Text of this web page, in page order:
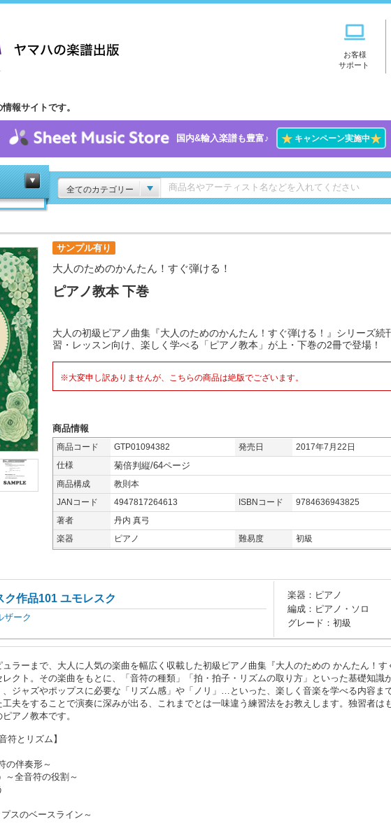
お客様
サポート
報サイトです。
国内&輸入楽譜も豊富♪ ★キャンペーン実施中★
全てのカテゴリー
サンプル有り
大人のためのかんたん！すぐ弾ける！
ピアノ教本 下巻
大人の初級ピアノ曲集『大人のためのかんたん！すぐ弾ける！』シリーズ続
習・レッスン向け、楽しく学べる「ピアノ教本」が上・下巻の2冊で登場！
※大変申し訳ありませんが、こちらの商品は絶版でございます。
商品情報
商品コード GTP01094382 発売日
2017年7月22日
仕様
菊倍判縦/64ページ
商品構成
教則本
JANコード
4947817264613 ISBNコード
9784636943825
著者
丹内 真弓
楽器
ピアノ 難易度 初級
ク作品101 ユモレスク
ザーク
楽器：ピアノ
編成：ピアノ・ソロ
グレード：初級
ラーまで、大人に人気の楽曲を幅広く収載した初級ピアノ曲集『大人のための かんたん！す
クト。その楽曲をもとに、「音符の種類」「拍・拍子・リズムの取り方」といった基礎知識
ジャズやポップスに必要な「リズム感」や「ノリ」…といった、楽しく音楽を学べる内容ま
夫をすることで演奏に深みが出る、これまでとは一味違う練習法をお教えします。独習者は
アノ教本です。
符とリズム】
の伴奏形～
～全音符の役割～
スのベースライン～